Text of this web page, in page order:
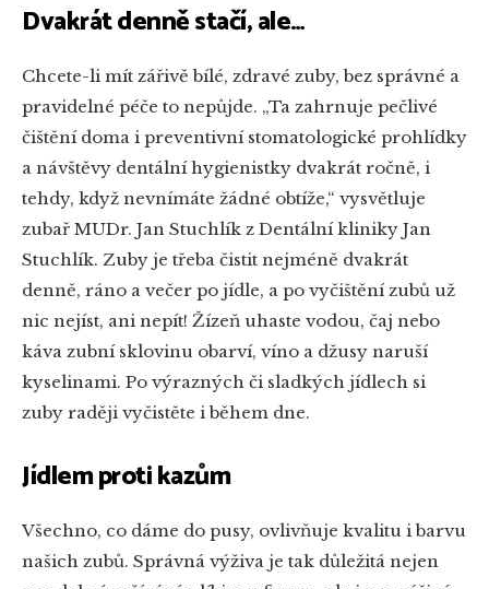
Dvakrát denně stačí, ale…
Chcete-li mít zářivě bílé, zdravé zuby, bez správné a
pravidelné péče to nepůjde. „Ta zahrnuje pečlivé
čištění doma i preventivní stomatologické prohlídky
a návštěvy dentální hygienistky dvakrát ročně, i
tehdy, když nevnímáte žádné obtíže,“ vysvětluje
zubař MUDr. Jan Stuchlík z Dentální kliniky Jan
Stuchlík. Zuby je třeba čistit nejméně dvakrát
denně, ráno a večer po jídle, a po vyčištění zubů už
nic nejíst, ani nepít! Žízeň uhaste vodou, čaj nebo
káva zubní sklovinu obarví, víno a džusy naruší
kyselinami. Po výrazných či sladkých jídlech si
zuby raději vyčistěte i během dne.
Jídlem proti kazům
Všechno, co dáme do pusy, ovlivňuje kvalitu i barvu
našich zubů. Správná výživa je tak důležitá nejen